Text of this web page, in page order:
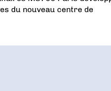
du nouveau centre de